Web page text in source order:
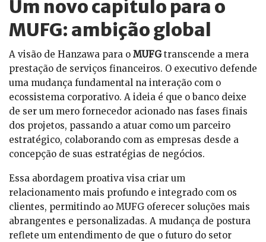
Um novo capítulo para o
MUFG: ambição global
A visão de Hanzawa para o MUFGtranscende a mera
prestação de serviços financeiros. O executivo defende
uma mudança fundamental na interação com o
ecossistema corporativo. A ideia é que o banco deixe
de ser um mero fornecedor acionado nas fases finais
dos projetos, passando a atuar como um parceiro
estratégico, colaborando com as empresas desde a
concepção de suas estratégias de negócios.
Essa abordagem proativa visa criar um
relacionamento mais profundo e integrado com os
clientes, permitindo ao MUFG oferecer soluções mais
abrangentes e personalizadas. A mudança de postura
reflete um entendimento de que o futuro do setor